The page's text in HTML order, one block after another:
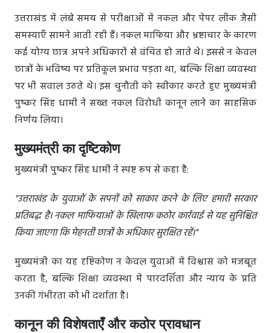
उत्तराखंड में लंबे समय से परीक्षाओं में नकल और पेपर लीक जैसी
समस्याएँ सामने आती रही हैं। नकल माफिया और भ्रष्टाचार के कारण
कई योग्य छात्र अपने अधिकारों से वंचित हो जाते थे। इससे न केवल
छात्रों के भविष्य पर प्रतिकूल प्रभाव पड़ता था, बल्कि शिक्षा व्यवस्था
पर भी सवाल उठते थे। इस चुनौती को स्वीकार करते हुए मुख्यमंत्री
पुष्कर सिंह धामी ने सख्त नकल विरोधी कानून लाने का साहसिक
निर्णय लिया।
मुख्यमंत्री का दृष्टिकोण
मुख्यमंत्री पुष्कर सिंह धामी ने स्पष्ट रूप से कहा है:
"उत्तराखंड के युवाओं के सपनों को साकार करने के लिए हमारी सरकार
प्रतिबद्ध है। नकल माफियाओं के खिलाफ कठोर कार्रवाई से यह सुनिश्चित
किया जाएगा कि मेहनती छात्रों के अधिकार सुरक्षित रहें।"
मुख्यमंत्री का यह दृष्टिकोण न केवल युवाओं में विश्वास को मजबूत
करता है, बल्कि शिक्षा व्यवस्था में पारदर्शिता और न्याय के प्रति
उनकी गंभीरता को भी दर्शाता है।
कानून की विशेषताएँ और कठोर प्रावधान